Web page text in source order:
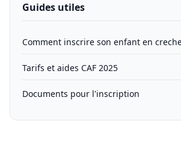
Guides utiles
Comment inscrire son enfant en
Tarifs et aides CAF 2025
Documents pour l'inscription